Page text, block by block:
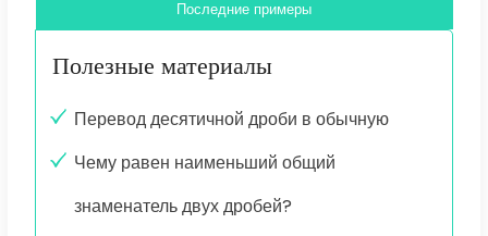
Последние примеры
Полезные материалы
Перевод десятичной дроби в обычную
Чему равен наименьший общий
знаменатель двух дробей?